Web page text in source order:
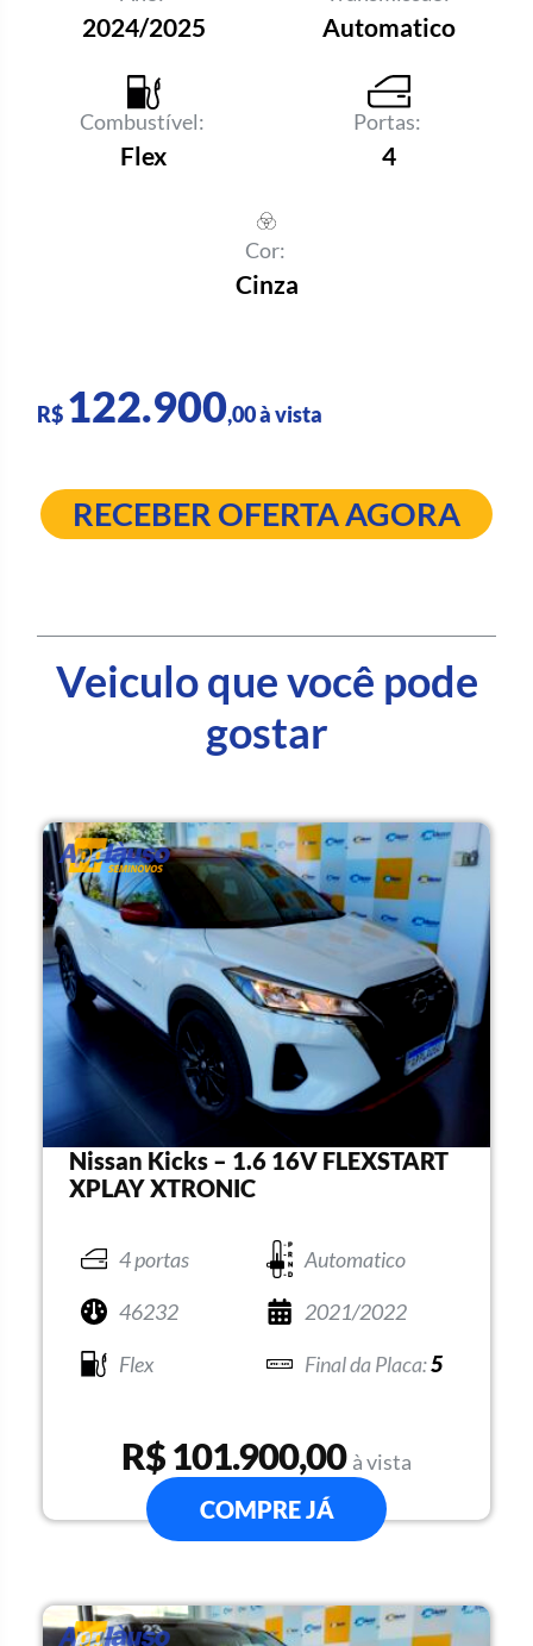
2024/2025 Automatico
Combustível:
Flex
Portas:
4
Cor:
Cinza
R$ 122.900,00 à vista
RECEBER OFERTA AGORA
Veiculo que você pode
gostar
Nissan Kicks – 1.6 16V FLEXSTART
XPLAY XTRONIC
4 portas
Automatico
46232
2021/2022
Flex
5
R$ 101.900,00 à vista
COMPRE JÁ